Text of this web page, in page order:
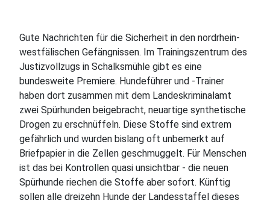
Gute Nachrichten für die Sicherheit in den nordrhein-
westfälischen Gefängnissen. Im Trainingszentrum des
Justizvollzugs in Schalksmühle gibt es eine
bundesweite Premiere. Hundeführer und -Trainer
haben dort zusammen mit dem Landeskriminalamt
zwei Spürhunden beigebracht, neuartige synthetische
Drogen zu erschnüffeln. Diese Stoffe sind extrem
gefährlich und wurden bislang oft unbemerkt auf
Briefpapier in die Zellen geschmuggelt. Für Menschen
ist das bei Kontrollen quasi unsichtbar - die neuen
Spürhunde riechen die Stoffe aber sofort. Künftig
sollen alle dreizehn Hunde der Landesstaffel dieses